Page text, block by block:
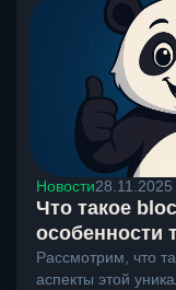
Новости
Что такое
особенности
Рассмотрим, что
аспекты этой